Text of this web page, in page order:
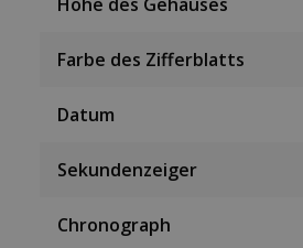
Farbe des Zifferblatts
Datum
Sekundenzeiger
Chronograph